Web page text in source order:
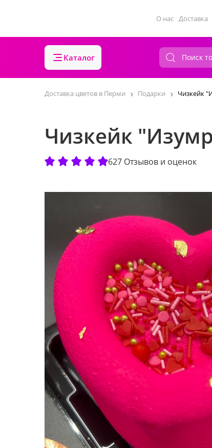
О нас Доставка
Каталог
Доставка цветов в Перми Подарки Чизкейк
Чизкейк
627 Отзывов и оценок